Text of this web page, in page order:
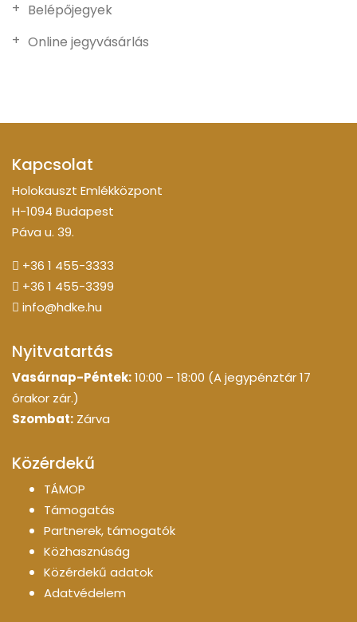
Belépőjegyek
Online jegyvásárlás
Kapcsolat
Holokauszt Emlékközpont
H-1094 Budapest
Páva u. 39.
+36 1 455-3333
+36 1 455-3399
info@hdke.hu
Nyitvatartás
Vasárnap-Péntek:10:00 – 18:00 (A jegypénztár 17
órakor zár.)
Szombat: Zárva
Közérdekű
TÁMOP
Támogatás
Partnerek, támogatók
Közhasznúság
Közérdekű adatok
Adatvédelem